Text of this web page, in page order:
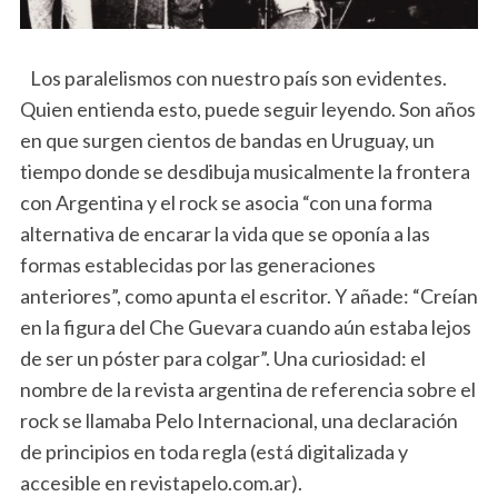
Los paralelismos con nuestro país son evidentes.
Quien entienda esto, puede seguir leyendo. Son años
en que surgen cientos de bandas en Uruguay, un
tiempo donde se desdibuja musicalmente la frontera
con Argentina y el rock se asocia “con una forma
alternativa de encarar la vida que se oponía a las
formas establecidas por las generaciones
anteriores”, como apunta el escritor. Y añade: “Creían
en la figura del Che Guevara cuando aún estaba lejos
de ser un póster para colgar”. Una curiosidad: el
nombre de la revista argentina de referencia sobre el
rock se llamaba Pelo Internacional, una declaración
de principios en toda regla (está digitalizada y
accesible en revistapelo.com.ar).